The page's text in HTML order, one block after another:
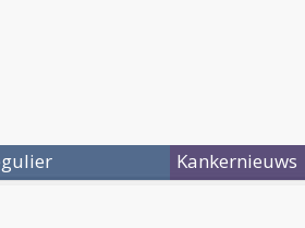
Kankernieuws